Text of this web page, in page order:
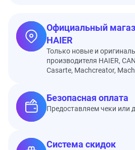
Официальный
HAIER
Только новые и
производителя HAIER,
Casarte, Machcreator,
Безопасная оплата
Предоставляем чеки или
Система скидок